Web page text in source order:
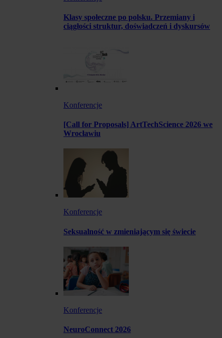
Klasy społeczne po polsku. Przemiany i
ciągłości struktur, doświadczeń i dyskursów
Konferencje
[Call for Proposals] ArtTechScience 2026 we
Wrocławiu
Konferencje
Seksualność w zmieniającym się świecie
Konferencje
NeuroConnect 2026